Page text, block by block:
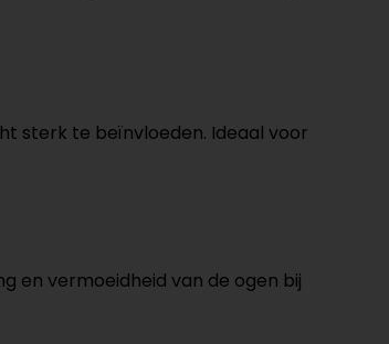
sterk te beïnvloeden. Ideaal voor
en vermoeidheid van de ogen bij